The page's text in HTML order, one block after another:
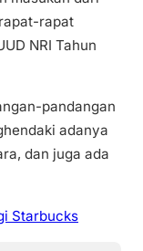
rapat
NRI Tahun
pandangan
adanya
dan juga ada
Starbucks